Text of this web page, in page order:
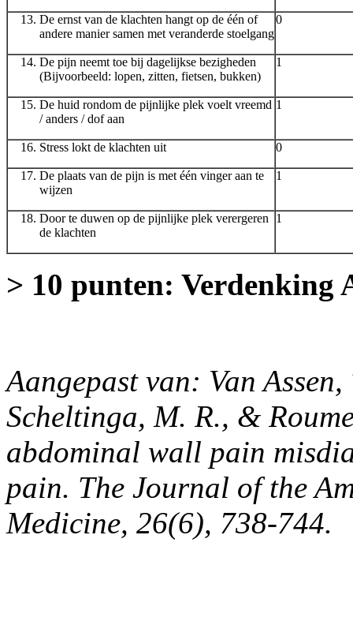
De ernst van de klachten hangt op de één of
andere manier samen met veranderde stoelgang
0
De pijn neemt toe bij dagelijkse bezigheden
(Bijvoorbeeld: lopen, zitten, fietsen, bukken)
1
De huid rondom de pijnlijke plek voelt vreemd
/ anders / dof aan
1
Stress lokt de klachten uit 0
De plaats van de pijn is met één vinger aan te
wijzen
1
Door te duwen op de pijnlijke plek verergeren
de klachten
1
> 10 punten: Verdenking
Aangepast van: Van
Scheltinga, M. R., &
abdominal wall pain
pain. The Journal of the
Medicine, 26(6), 738-744.